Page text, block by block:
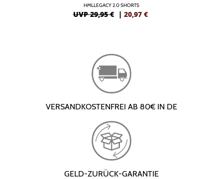
HMLLEGACY 2.0 SHORTS
UVP 29,95 € | 20,97 €
VERSANDKOSTENFREI AB 80€ IN DE
GELD-ZURÜCK-GARANTIE